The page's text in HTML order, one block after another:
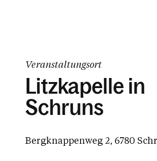
Veranstaltungsort
Litzkapelle in
Schruns
Bergknappenweg 2, 6780